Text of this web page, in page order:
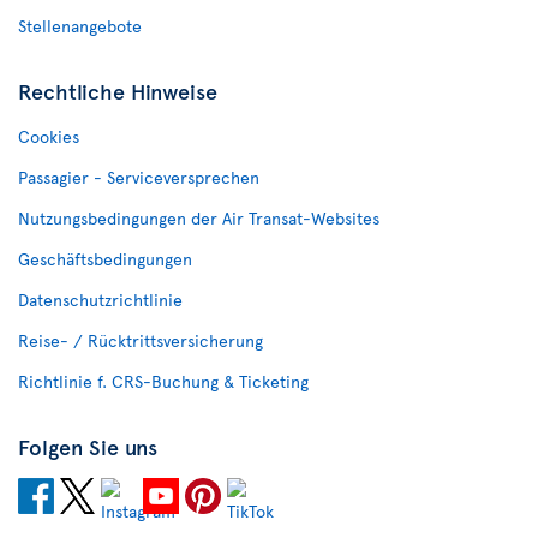
Stellenangebote
Rechtliche Hinweise
Cookies
Passagier - Serviceversprechen
Nutzungsbedingungen der Air Transat-Websites
Geschäftsbedingungen
Datenschutzrichtlinie
Reise- / Rücktrittsversicherung
Richtlinie f. CRS-Buchung & Ticketing
Folgen Sie uns